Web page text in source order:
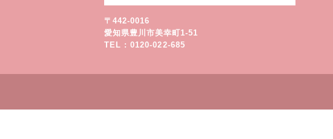
〒442-0016
愛知県豊川市美幸町1-51
TEL : 0120-022-685